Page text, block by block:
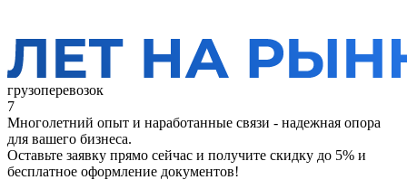
грузоперевозок
7
Многолетний опыт и наработанные связи - надежная опора
для вашего бизнеса.
Оставьте заявку прямо сейчас и получите скидку до 5% и
бесплатное оформление документов!